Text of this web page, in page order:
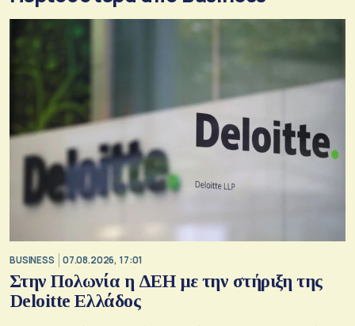
BUSINESS 07.08.2026, 17:01
Στην Πολωνία η ΔΕΗ με την στήριξη της
Deloitte Ελλάδος